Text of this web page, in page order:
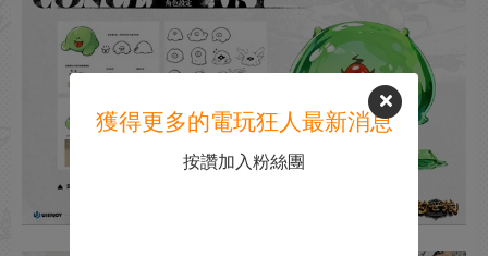
獲得更多的電玩狂人最新消息
按讚加入粉絲團